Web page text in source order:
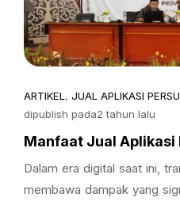
ARTIKEL , JUAL APLIKASI
dipublish pada2 tahun lalu
Manfaat Jual Aplikasi
Dalam era digital saat ini,
membawa dampak yang